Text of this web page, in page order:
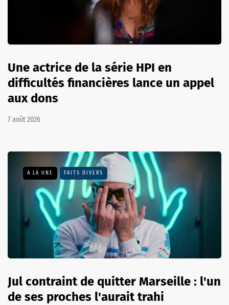
Une actrice de la série HPI en
difficultés financières lance un appel
aux dons
7 août 2026
A LA UNE FAITS DIVERS
Jul contraint de quitter Marseille : l'un
de ses proches l'aurait trahi